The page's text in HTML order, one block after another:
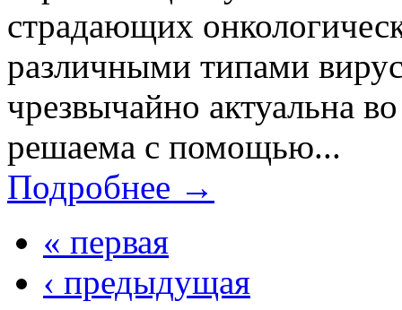
страдающих
различными типами
чрезвычайно актуальна
решаема с помощью...
Подробнее →
« первая
‹ предыдущая